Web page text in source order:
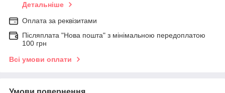
Детальніше
Оплата за реквізитами
Післяплата "Нова пошта" з мінімальною передоплатою
100 грн
Всі умови оплати